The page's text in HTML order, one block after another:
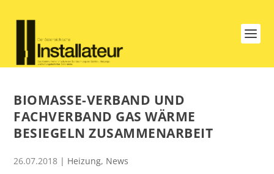
BIOMASSE-VERBAND UND
FACHVERBAND GAS WÄRME
BESIEGELN ZUSAMMENARBEIT
26.07.2018 | Heizung, News